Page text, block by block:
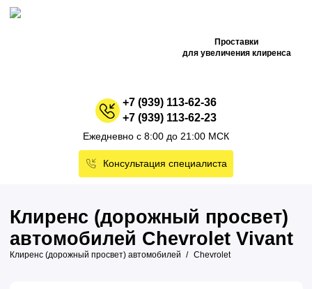
Проставки
для увеличения клиренса
+7 (939) 113-62-36
+7 (939) 113-62-23
Ежедневно с 8:00 до 21:00 МСК
Консультация специалиста
Клиренс (дорожный просвет)
автомобилей Chevrolet Vivant
Клиренс (дорожный просвет) автомобилей Chevrolet